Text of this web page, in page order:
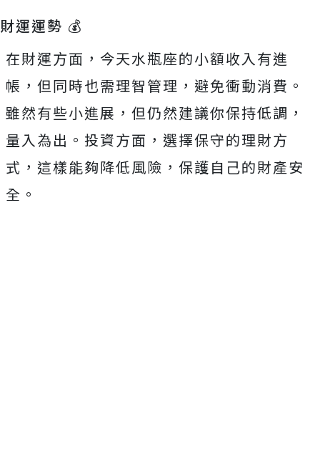
財運運勢 💰
在財運方面，今天水瓶座的小額收入有進
帳，但同時也需理智管理，避免衝動消費。
雖然有些小進展，但仍然建議你保持低調，
量入為出。投資方面，選擇保守的理財方
式，這樣能夠降低風險，保護自己的財產安
全。